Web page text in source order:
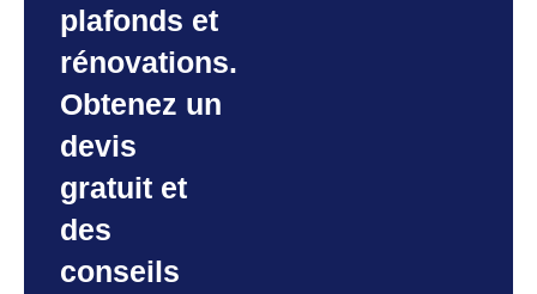
plafonds et
rénovations.
Obtenez un
devis
gratuit et
des
conseils